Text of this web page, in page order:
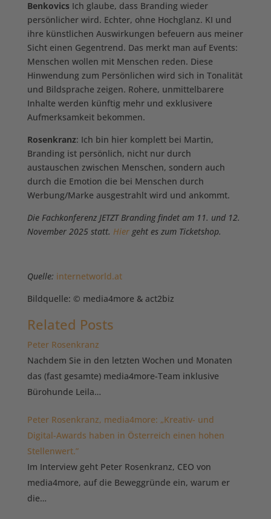
BenkovicsIch glaube, dass Branding wieder
persönlicher wird. Echter, ohne Hochglanz. KI und
ihre künstlichen Auswirkungen befeuern aus meiner
Sicht einen Gegentrend. Das merkt man auf Events:
Menschen wollen mit Menschen reden. Diese
Hinwendung zum Persönlichen wird sich in Tonalität
und Bildsprache zeigen. Rohere, unmittelbarere
Inhalte werden künftig mehr und exklusivere
Aufmerksamkeit bekommen.
Rosenkranz: Ich bin hier komplett bei Martin,
Branding ist persönlich, nicht nur durch
austauschen zwischen Menschen, sondern auch
durch die Emotion die bei Menschen durch
Werbung/Marke ausgestrahlt wird und ankommt.
Die Fachkonferenz JETZT Branding findet am 11. und 12.
November 2025 statt. Hiergeht es zum Ticketshop.
Quelle: internetworld.at
Bildquelle: © media4more & act2biz
Related Posts
Peter Rosenkranz
Nachdem Sie in den letzten Wochen und Monaten
das (fast gesamte) media4more-Team inklusive
Bürohunde Leila…
Peter Rosenkranz, media4more: „Kreativ- und
Digital-Awards haben in Österreich einen hohen
Stellenwert.”
Im Interview geht Peter Rosenkranz, CEO von
media4more, auf die Beweggründe ein, warum er
die…